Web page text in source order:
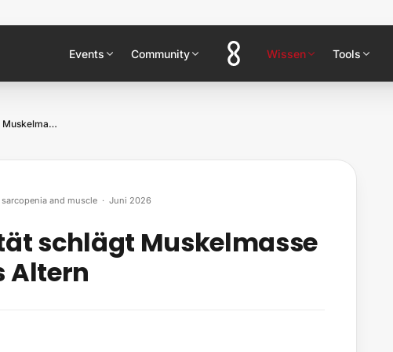
Events Community Wissen Tools
Muskelqualität schlägt Muskelmasse für g…
and muscle · Juni 2026
schlägt Muskelmasse
Altern